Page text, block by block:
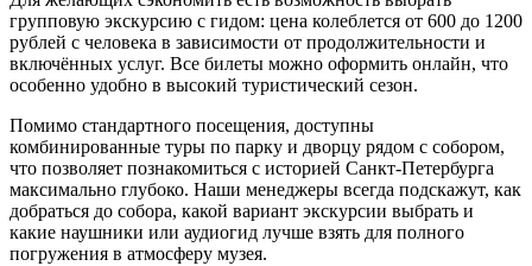
групповую экскурсию с гидом: цена колеблется от 600 до 1200
рублей с человека в зависимости от продолжительности и
включённых услуг. Все билеты можно оформить онлайн, что
особенно удобно в высокий туристический сезон.
Помимо стандартного посещения, доступны
комбинированные туры по парку и дворцу рядом с собором,
что позволяет познакомиться с историей Санкт-Петербурга
максимально глубоко. Наши менеджеры всегда подскажут, как
добраться до собора, какой вариант экскурсии выбрать и
какие наушники или аудиогид лучше взять для полного
погружения в атмосферу музея.